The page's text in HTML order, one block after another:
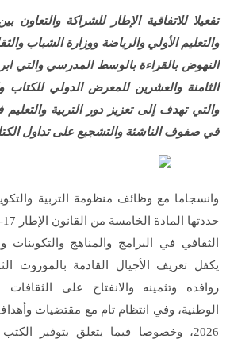
تفعيلا للاتفاقية الإطار للشراكة والتعاون
والتعليم الأولي والرياضة ووزارة الشباب
النهوض بالقراءة بالوسط المدرسي والتي
والتي تهدف إلى تعزيز دور التربية
في صفوف الناشئة والتشجيع على تداول
وانسجاما مع وظائف منظومة التربية
الثقافي في البرامج والمناهج والتكوينات
يكفل تعريف الأجيال القادمة بالموروث
روافده وتثمينه والانفتاح على الثقافات
2026، وخصوصا فيما يتعلق بتوفير